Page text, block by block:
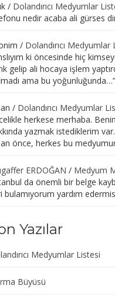
/ Dolandırıcı Medyumlar
nedir acaba ali gürses
/ Dolandırıcı Medyumlar
ki öncesinde hiç
gelip ali hocaya işlem
ama bu yoğunluğunda…”
/ Dolandırıcı Medyumlar
herkese merhaba.
yazmak istediklerim var.
önce, herkes bu
ERDOĞAN / Medyum
da önemli bir belge
bulamıyorum yardım
Yazılar
Medyumlar Listesi
Büyüsü